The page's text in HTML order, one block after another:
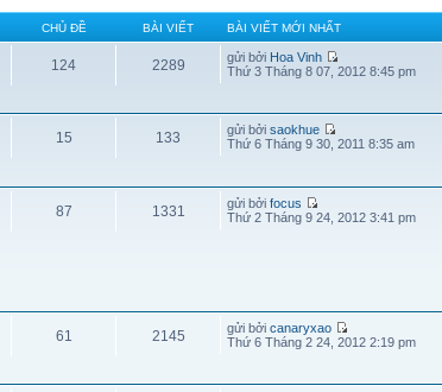
CHỦ ĐỀ BÀI VIẾT BÀI VIẾT MỚI NHẤT
124 2289 gửi bởi Hoa Vinh
Thứ 3 Tháng 8 07, 2012 8:45 pm
15 133 gửi bởisaokhue
Thứ 6 Tháng 9 30, 2011 8:35 am
87 1331 gửi bởifocus
Thứ 2 Tháng 9 24, 2012 3:41 pm
61 2145 gửi bởicanaryxao
Thứ 6 Tháng 2 24, 2012 2:19 pm